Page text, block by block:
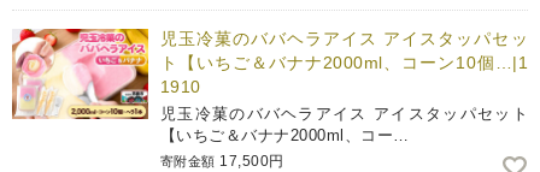
児玉冷菓のババヘラアイス アイスタッパセッ
ト【いちご＆バナナ2000ml、コーン10個…|1
1910
児玉冷菓のババヘラアイス アイスタッパセット
【いちご＆バナナ2000ml、コー…
寄附金額 17,500円